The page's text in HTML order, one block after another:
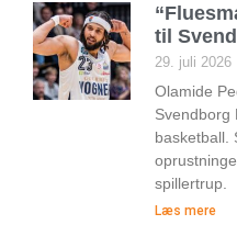
til
29. juli 2026
Olamide
Svendborg
basketball.
spillertrup.
Læs mere